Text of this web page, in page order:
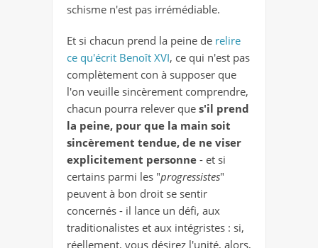
schisme n'est pas irrémédiable.
Et si chacun prend la peine de relire
ce qu'écrit Benoît XVI, ce qui n'est pas
complètement con à supposer que
l'on veuille sincèrement comprendre,
chacun pourra relever que s'il prend
la peine, pour que la main soit
sincèrement tendue, de ne viser
explicitement personne - et si
certains parmi les "progressistes"
peuvent à bon droit se sentir
concernés - il lance un défi, aux
traditionalistes et aux intégristes : si,
réellement, vous désirez l'unité, alors,